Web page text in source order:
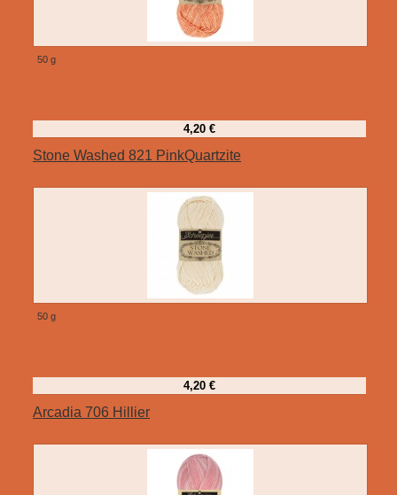
50 g
4,20 €
Stone Washed 821 PinkQuartzite
50 g
4,20 €
Arcadia 706 Hillier